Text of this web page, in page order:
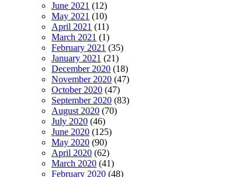
June 2021 (12)
May 2021 (10)
April 2021 (11)
March 2021 (1)
February 2021 (35)
January 2021 (21)
December 2020 (18)
November 2020 (47)
October 2020 (47)
September 2020 (83)
August 2020 (70)
July 2020 (46)
June 2020 (125)
May 2020 (90)
April 2020 (62)
March 2020 (41)
February 2020 (48)